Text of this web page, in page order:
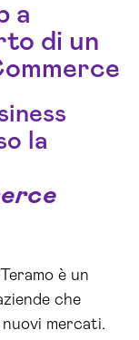
a
di un
la
è un
che
mercati.